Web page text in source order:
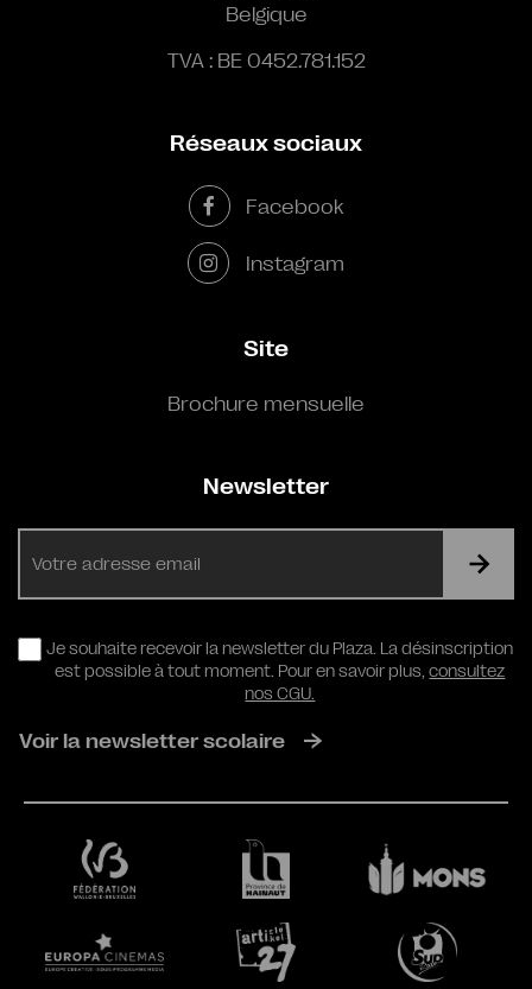
Belgique
TVA : BE 0452.781.152
Réseaux sociaux
Facebook
Instagram
Site
Brochure mensuelle
Newsletter
RGPD
Je souhaite recevoir la newsletter du Plaza. La désinscription
est possible à tout moment. Pour en savoir plus,consultez
nos CGU.
Voir la newsletter scolaire